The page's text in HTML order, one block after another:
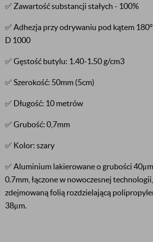
✅ Zawartość substancji stałych - 100%
✅ Adhezja przy odrywaniu pod kątem
D 1000
✅ Gęstość butylu: 1.40-1.50 g/cm3
✅ Szerokość: 50mm (5cm)
✅ Długość: 10 metrów
✅ Grubość: 0,7mm
✅ Kolor: szary
✅ Aluminium lakierowane o grubości
0.7mm, łączone w nowoczesnej
zdejmowaną folią rozdzielającą
38μm.